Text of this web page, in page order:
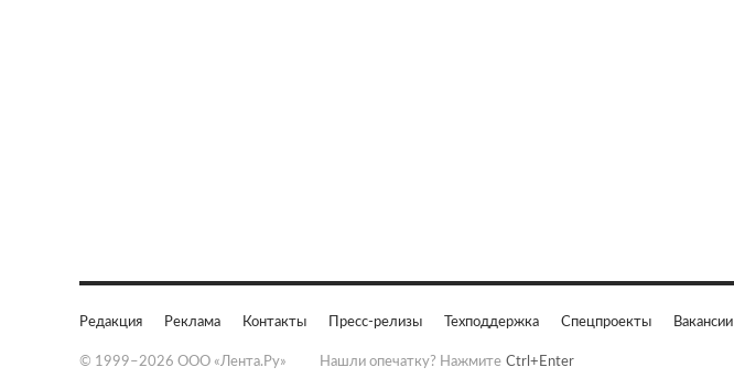
Редакция Реклама Контакты Пресс-релизы Техподдержка Спецпроекты Вакансии
© 1999–2026 ООО «Лента.Ру» Нашли опечатку? Нажмите Ctrl+Enter